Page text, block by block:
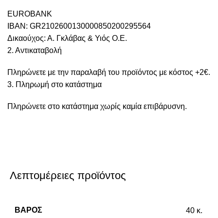
EUROBANK
IBAN: GR2102600130000850200295564
Δικαούχος: Α. Γκλάβας & Υιός Ο.Ε.
2. Αντικαταβολή
Πληρώνετε με την παραλαβή του προϊόντος με κόστος +2€.
3. Πληρωμή στο κατάστημα
Πληρώνετε στο κατάστημα χωρίς καμία επιβάρυσνη.
Λεπτομέρειες προϊόντος
ΒΆΡΟΣ 40 κ.